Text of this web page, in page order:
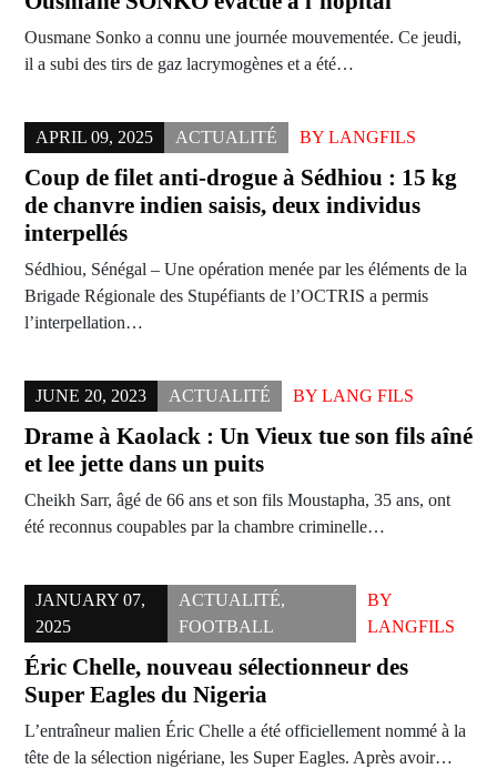
Ousmane Sonko a connu une journée mouvementée. Ce jeudi,
il a subi des tirs de gaz lacrymogènes et a été…
APRIL 09, 2025 ACTUALITÉ BY LANGFILS
Coup de filet anti-drogue à Sédhiou : 15 kg
de chanvre indien saisis, deux individus
interpellés
Sédhiou, Sénégal – Une opération menée par les éléments de la
Brigade Régionale des Stupéfiants de l’OCTRIS a permis
l’interpellation…
JUNE 20, 2023 ACTUALITÉ BY LANG FILS
Drame à Kaolack : Un Vieux tue son fils aîné
et lee jette dans un puits
Cheikh Sarr, âgé de 66 ans et son fils Moustapha, 35 ans, ont
été reconnus coupables par la chambre criminelle…
JANUARY 07,
2025
ACTUALITÉ,
FOOTBALL
BY
LANGFILS
Éric Chelle, nouveau sélectionneur des
Super Eagles du Nigeria
L’entraîneur malien Éric Chelle a été officiellement nommé à la
tête de la sélection nigériane, les Super Eagles. Après avoir…